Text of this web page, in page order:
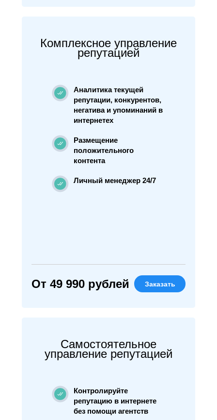
Комплексное управление
репутацией
Аналитика текущей
репутации, конкурентов,
негатива и упоминаний в
интернетех
Размещение
положительного
контента
Личный менеджер 24/7
От 49 990 рублей Заказать
Самостоятельное
управление репутацией
Контролируйте
репутацию в интернете
без помощи агентств